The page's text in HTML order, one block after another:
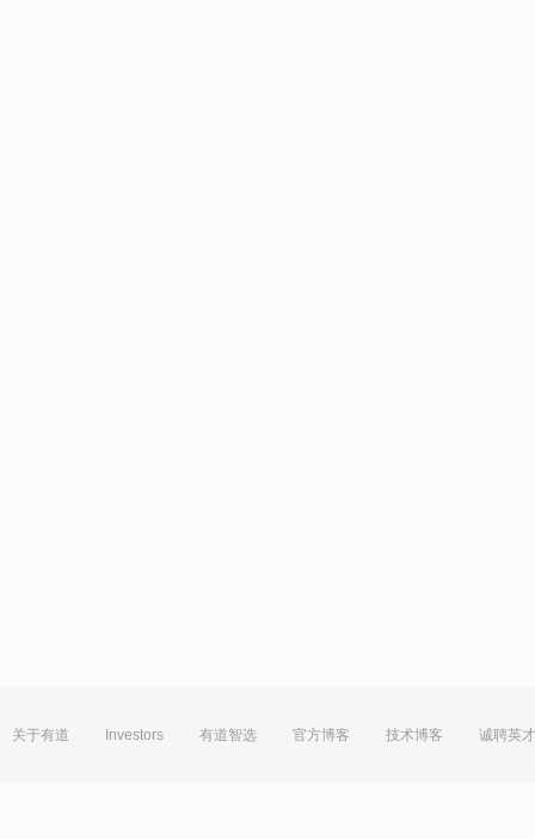
关于有道 Investors 有道智选 官方博客 技术博客 诚聘英才